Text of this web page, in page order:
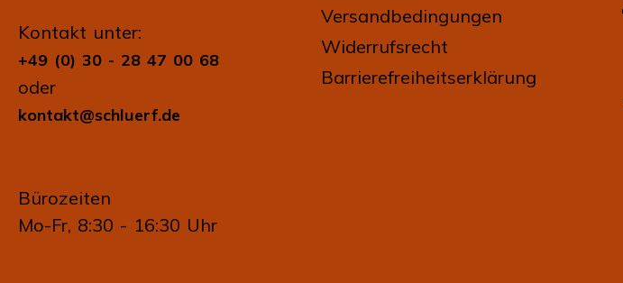
Kontakt unter:
+49 (0) 30 - 28 47 00 68
oder
kontakt@schluerf.de
Bürozeiten
Mo-Fr, 8:30 - 16:30 Uhr
Versandbedingungen
Widerrufsrecht
Barrierefreiheitserklärung